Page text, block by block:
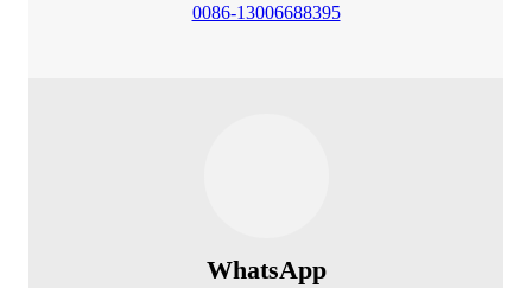
0086-13006688395
WhatsApp